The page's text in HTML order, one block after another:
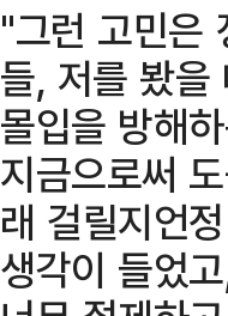
"그런 고민은
들, 저를 봤을
몰입을 방해
지금으로써
래 걸릴지언
생각이 들었